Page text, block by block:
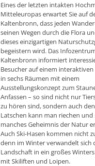
Eines der letzten intakten
Mitteleuropas erwartet Sie auf
Kaltenbronn, dass jeden
seinen Wegen durch die Flora
dieses einzigartigen
begeistern wird. Das
Kaltenbronn informiert
Besucher auf einem
in sechs Räumen mit einem
Ausstellungskonzept zum
Anfassen – so sind nicht nur
zu hören sind, sondern auch
Latschen kann man riechen und
manches Geheimnis der Natur
Auch Ski-Hasen kommen nicht
denn im Winter verwandelt sich
Landschaft in ein großes
mit Skiliften und Loipen.